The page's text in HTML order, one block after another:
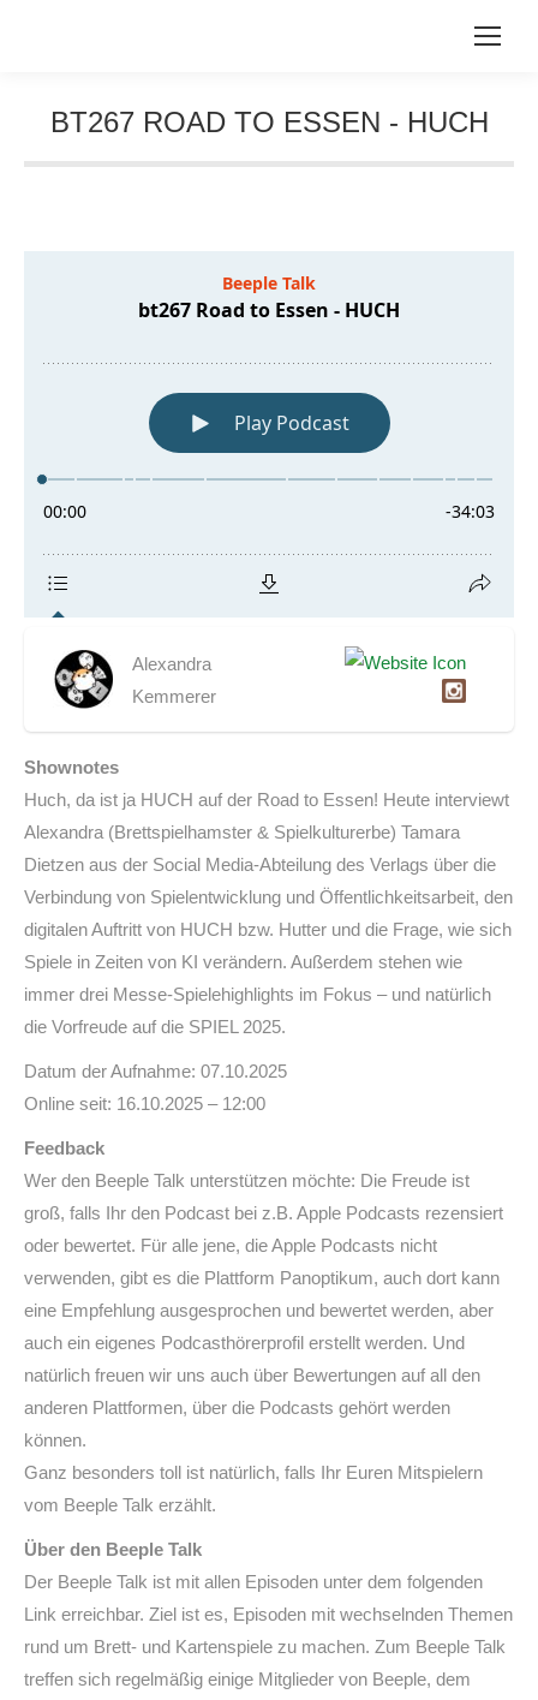
BT267 ROAD TO ESSEN - HUCH
Alexandra
Kemmerer
Shownotes
Huch, da ist ja HUCH auf der Road to Essen! Heute interviewt
Alexandra (Brettspielhamster & Spielkulturerbe) Tamara
Dietzen aus der Social Media-Abteilung des Verlags über die
Verbindung von Spielentwicklung und Öffentlichkeitsarbeit, den
digitalen Auftritt von HUCH bzw. Hutter und die Frage, wie sich
Spiele in Zeiten von KI verändern. Außerdem stehen wie
immer drei Messe-Spielehighlights im Fokus – und natürlich
die Vorfreude auf die SPIEL 2025.
Datum der Aufnahme: 07.10.2025
Online seit: 16.10.2025 – 12:00
Feedback
Wer den Beeple Talk unterstützen möchte: Die Freude ist
groß, falls Ihr den Podcast bei z.B. Apple Podcasts rezensiert
oder bewertet. Für alle jene, die Apple Podcasts nicht
verwenden, gibt es die Plattform Panoptikum, auch dort kann
eine Empfehlung ausgesprochen und bewertet werden, aber
auch ein eigenes Podcasthörerprofil erstellt werden. Und
natürlich freuen wir uns auch über Bewertungen auf all den
anderen Plattformen, über die Podcasts gehört werden
können.
Ganz besonders toll ist natürlich, falls Ihr Euren Mitspielern
vom Beeple Talk erzählt.
Über den Beeple Talk
Der Beeple Talk ist mit allen Episoden unter dem folgenden
Link erreichbar. Ziel ist es, Episoden mit wechselnden Themen
rund um Brett- und Kartenspiele zu machen. Zum Beeple Talk
treffen sich regelmäßig einige Mitglieder von Beeple, dem